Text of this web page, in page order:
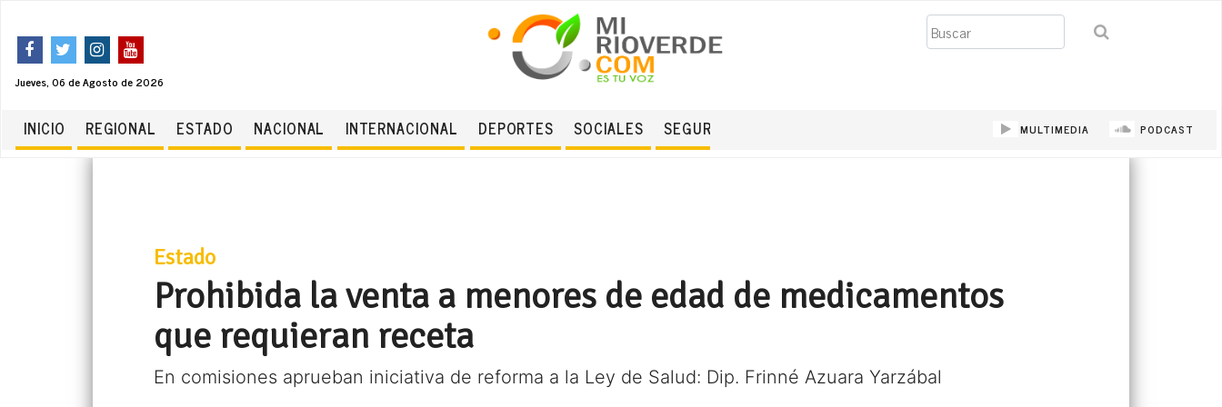
Jueves, 06 de Agosto de 2026
Buscar
INICIO REGIONAL ESTADO NACIONAL INTERNACIONAL DEPORTES SOCIALES SEGURIDAD MULTIMEDIA PODCAST
Estado
Prohibida la venta a menores de edad de medicamentos
que requieran receta
En comisiones aprueban iniciativa de reforma a la Ley de Salud: Dip. Frinné Azuara Yarzábal